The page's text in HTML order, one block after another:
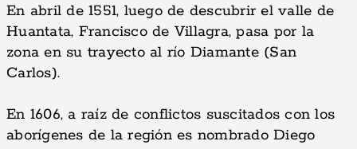
En abril de 1551, luego de descubrir el valle de
Huantata, Francisco de Villagra, pasa por la
zona en su trayecto al río Diamante (San
Carlos).
En 1606, a raíz de conflictos suscitados con los
aborígenes de la región es nombrado Diego